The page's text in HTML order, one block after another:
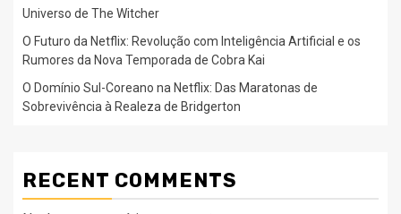
Universo de The Witcher
O Futuro da Netflix: Revolução com Inteligência Artificial e os
Rumores da Nova Temporada de Cobra Kai
O Domínio Sul-Coreano na Netflix: Das Maratonas de
Sobrevivência à Realeza de Bridgerton
RECENT COMMENTS